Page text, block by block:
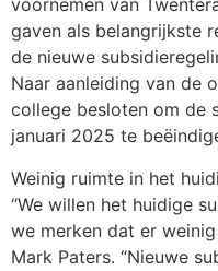
voornemen van
gaven als belangrijkste
de nieuwe
Naar aanleiding van de
college besloten om de
januari 2025 te
Weinig ruimte in het
“We willen het huidige
we merken dat er
Mark Paters. “Nieuwe